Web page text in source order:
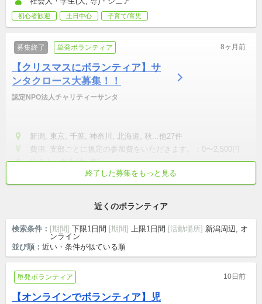
初心者歓迎 土日中心 子育て/育児
募集終了 単発ボランティア 8ヶ月前
【クリスマスにボランティア】サ
ンタクロース大募集！！
認定NPO法人チャリティーサンタ
新潟, 東京, 千葉, 神奈川, 北海道, 秋...他27件
費用: 支部ごとに規定の参加費をいただきます。：0〜2,500円
社会人・学生(大, 専)
テンション高め 成長意欲が高い
終了した募集をもっと見る
近くのボランティア
検索条件： [期間] 下限1日間 [期間] 上限1日間 [活動場所] 新潟周辺, オ
ンライン
並び順： 近い・条件が似ている順
単発ボランティア 10日前
【オンラインでボランティア】児